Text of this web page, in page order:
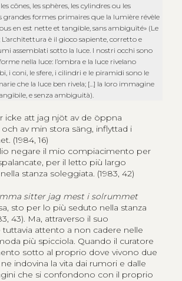
cônes, les sphères, les cylindres ou les
grandes formes primaires que la lumière révèle
en est nette et tangible, sans ambiguïté» (Le
L’architettura è il gioco sapiente, corretto e
assemblati sotto la luce. I nostri occhi sono
nella luce: l’ombra e la luce rivelano
i coni, le sfere, i cilindri e le piramidi sono le
che la luce ben rivela; […] la loro immagine
e senza ambiguità).
icke att jag njöt av de öppna
och av min stora säng, inflyttad i
(1984, 16)
negare il mio compiacimento per
per il letto più largo
stanza soleggiata. (1983, 42)
sitter jag mest i solrummet
sto per lo più seduto nella stanza
43). Ma, attraverso il suo
attento a non cadere nelle
più spicciola. Quando il curatore
sotto al proprio dove vivono due
indovina la vita dai rumori e dalle
che si confondono con il proprio